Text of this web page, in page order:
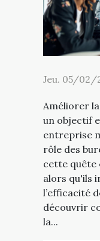
Jeu. 05/02/
Améliorer
un objectif
entreprise
rôle des
cette quête
alors qu'ils
l’efficacité
découvrir
la...